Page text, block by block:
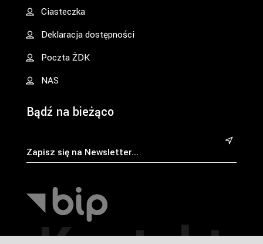
Ciasteczka
Deklaracja dostępności
Poczta ŻDK
NAS
Bądź na bieżąco
&